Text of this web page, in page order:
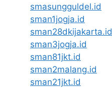
smasungguldel.id
sman1jogja.id
sman28dkijakarta.id
sman3jogja.id
sman81jkt.id
sman2malang.id
sman21jkt.id